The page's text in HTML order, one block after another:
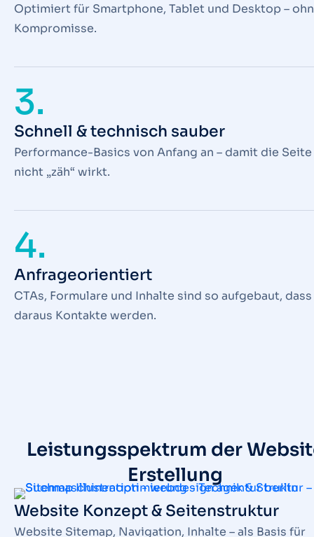
Optimiert für Smartphone, Tablet und Desktop –
Kompromisse.
3.
Schnell & technisch sauber
Performance-Basics von Anfang an – damit die Seite
nicht „zäh“ wirkt.
4.
Anfrageorientiert
CTAs, Formulare und Inhalte sind so aufgebaut, dass
daraus Kontakte werden.
Leistungsspektrum der
Erstellung
Website Konzept & Seitenstruktur
Website Sitemap, Navigation, Inhalte – als Basis für